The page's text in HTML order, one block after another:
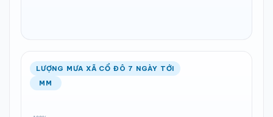
LƯỢNG MƯA XÃ CỔ ĐÔ 7 NGÀY TỚI
MM